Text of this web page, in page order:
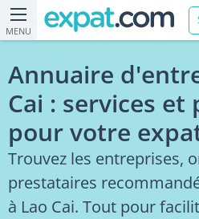
MENU
Annuaire
Cai : services
pour votre
Trouvez les entreprises,
prestataires
à Lao Cai. Tout pour